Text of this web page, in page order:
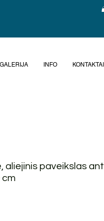
GALERIJA INFO KONTAKTAI
aliejinis paveikslas ant
cm